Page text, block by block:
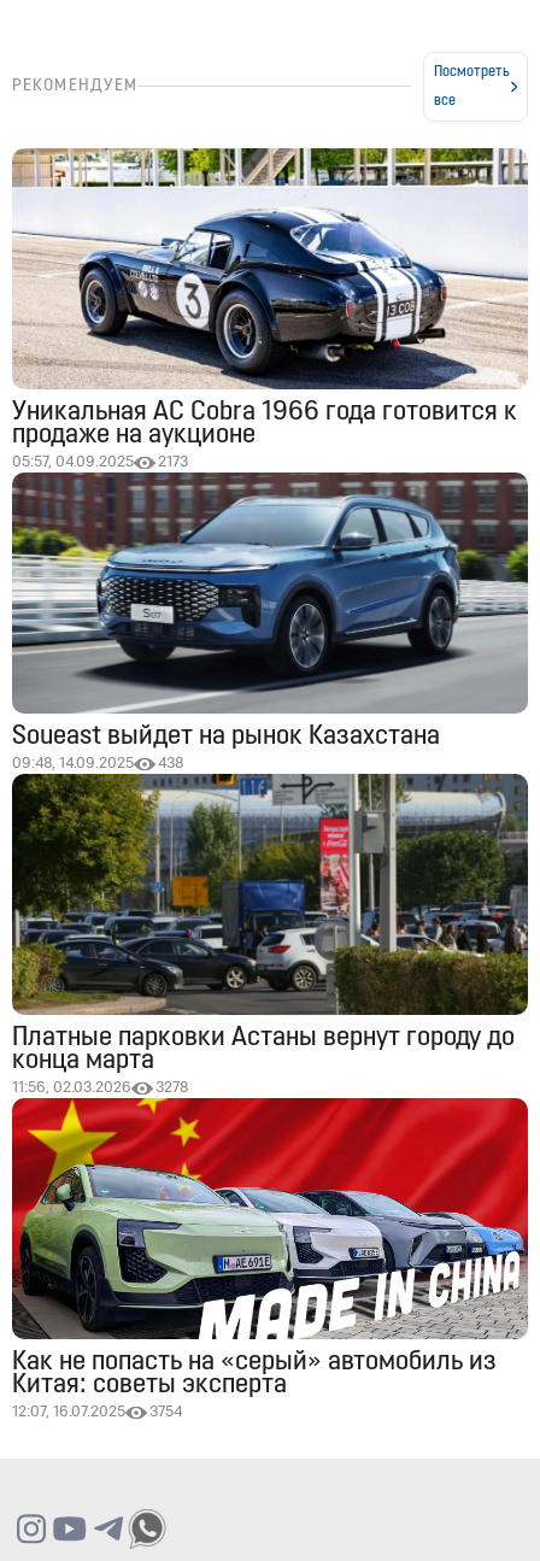
РЕКОМЕНДУЕМ
Посмотреть
все
Уникальная AC Cobra 1966 года готовится к
продаже на аукционе
05:57, 04.09.2025 2173
Soueast выйдет на рынок Казахстана
09:48, 14.09.2025 438
Платные парковки Астаны вернут городу до
конца марта
11:56, 02.03.2026 3278
Как не попасть на «серый» автомобиль из
Китая: советы эксперта
12:07, 16.07.2025 3754